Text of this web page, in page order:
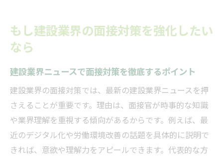
もし建設業界の面接対策を強化したい
なら
建設業界ニュースで面接対策を徹底するポイント
建設業界の面接対策では、最新の建設業界ニュースを押
さえることが重要です。理由は、面接官が時事的な知識
や業界理解を重視する傾向があるからです。例えば、最
近のデジタル化や労働環境改善の話題を具体的に説明で
きれば、意欲や理解力をアピールできます。代表的な方